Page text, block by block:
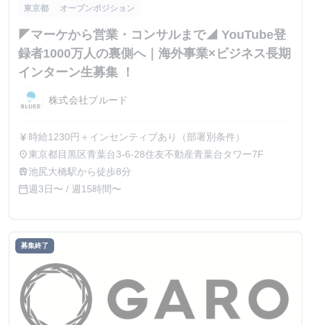
東京都 オープンポジション
◤マーケから営業・コンサルまで◢ YouTube登
録者1000万人の裏側へ｜海外事業×ビジネス長期
インターン生募集 ！
株式会社ブルード
currency_yen 時給1230円＋インセンティブあり（部署別条件）
place東京都目黒区青葉台3-6-28住友不動産青葉台タワー7F
train池尻大橋駅から徒歩8分
calendar_today週3日〜 / 週15時間〜
募集終了